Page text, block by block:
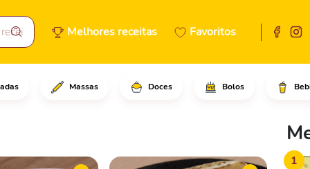
Melhores receitas Favoritos
Massas Doces Bolos
1